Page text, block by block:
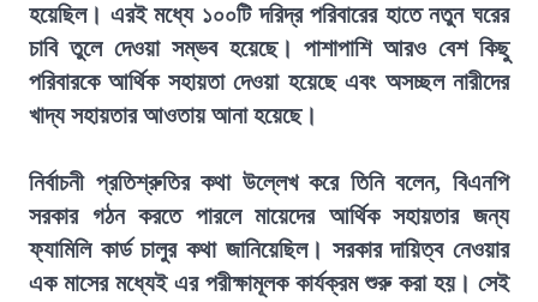
হয়েছিল। এরই মধ্যে ১০০টি দরিদ্র পরিবারের হাতে নতুন ঘরের
চাবি তুলে দেওয়া সম্ভব হয়েছে। পাশাপাশি আরও বেশ কিছু
পরিবারকে আর্থিক সহায়তা দেওয়া হয়েছে এবং অসচ্ছল নারীদের
খাদ্য সহায়তার আওতায় আনা হয়েছে।
নির্বাচনী প্রতিশ্রুতির কথা উল্লেখ করে তিনি বলেন, বিএনপি
সরকার গঠন করতে পারলে মায়েদের আর্থিক সহায়তার জন্য
ফ্যামিলি কার্ড চালুর কথা জানিয়েছিল। সরকার দায়িত্ব নেওয়ার
এক মাসের মধ্যেই এর পরীক্ষামূলক কার্যক্রম শুরু করা হয়। সেই